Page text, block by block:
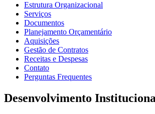
Estrutura Organizacional
Serviços
Documentos
Planejamento Orçamentário
Aquisições
Gestão de Contratos
Receitas e Despesas
Contato
Perguntas Frequentes
Desenvolvimento